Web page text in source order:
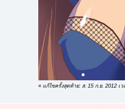
« แก้ไขครั้งสุดท้าย: ส. 15 ก.ย. 2012 เ